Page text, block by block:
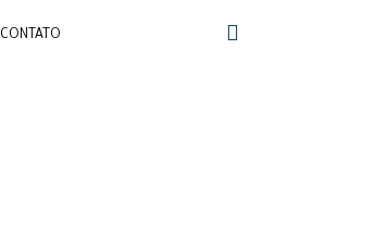
CONTATO